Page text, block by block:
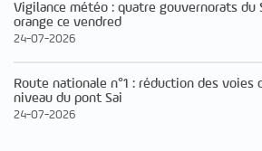
Vigilance météo : quatre gouvernorats du
orange ce vendred
24-07-2026
Route nationale n°1 : réduction des voies
niveau du pont Sai
24-07-2026